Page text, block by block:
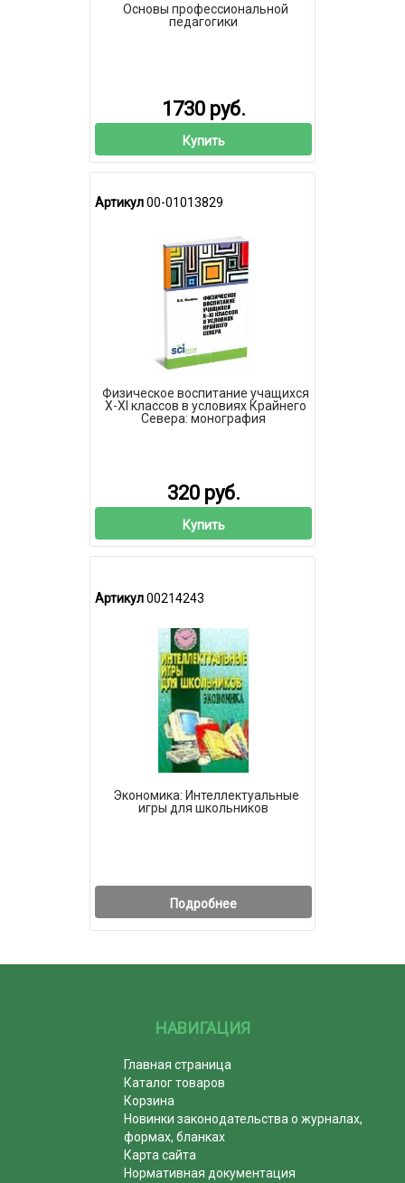
Основы профессиональной
педагогики
1730 руб.
Купить
Артикул00-01013829
Физическое воспитание учащихся
X-XI классов в условиях Крайнего
Севера: монография
320 руб.
Купить
Артикул00214243
Экономика: Интеллектуальные
игры для школьников
Подробнее
НАВИГАЦИЯ
Главная страница
Каталог товаров
Корзина
Новинки законодательства о журналах,
формах, бланках
Карта сайта
Нормативная документация